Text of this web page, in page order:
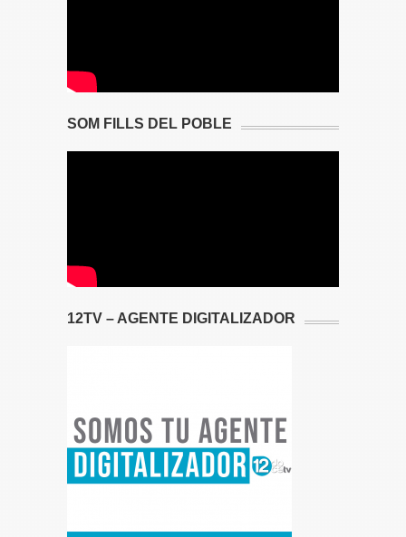
SOM FILLS DEL POBLE
12TV – AGENTE DIGITALIZADOR